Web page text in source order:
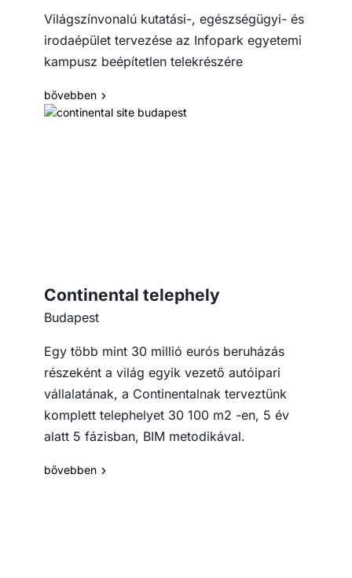
Világszínvonalú kutatási-, egészségügyi- és
irodaépület tervezése az Infopark egyetemi
kampusz beépítetlen telekrészére
bővebben
Continental telephely
Budapest
Egy több mint 30 millió eurós beruházás
részeként a világ egyik vezető autóipari
vállalatának, a Continentalnak terveztünk
komplett telephelyet 30 100 m2 -en, 5 év
alatt 5 fázisban, BIM metodikával.
bővebben